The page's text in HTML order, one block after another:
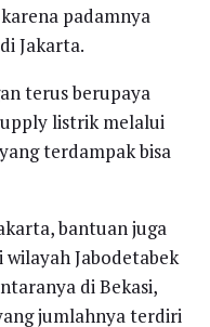
padamnya
Jakarta.
terus berupaya
listrik melalui
terdampak bisa
bantuan juga
Jabodetabek
di Bekasi,
jumlahnya terdiri